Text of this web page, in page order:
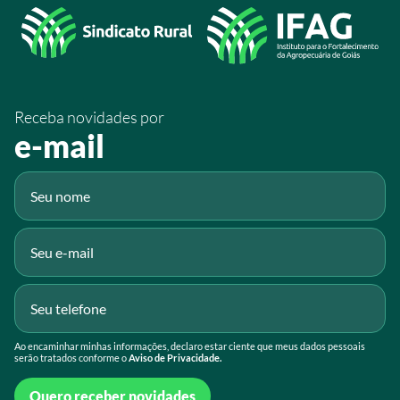
/sistemafaeg
/SistemaFaeg
Fluig
Receba novidades por
e-mail
Ao encaminhar minhas informações, declaro estar ciente que meus dados pessoais
serão tratados conforme oAviso de Privacidade.
Quero receber novidades